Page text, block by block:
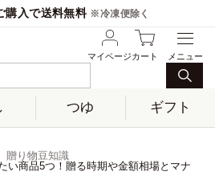
購入で送料無料 ※冷凍便除く
マイページカート
つゆ ギフト
贈り物豆知識
い商品5つ！贈る時期や金額相場とマナ